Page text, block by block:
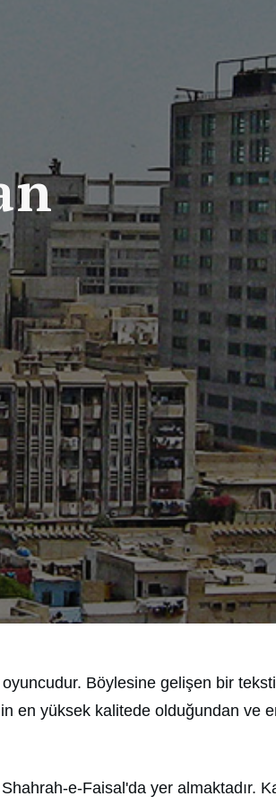
Böylesine gelişen bir
en yüksek kalitede olduğundan ve
e-Faisal'da yer almaktadır.